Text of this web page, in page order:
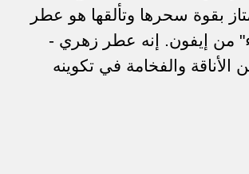
بقوة سحرها وتألقها هو عطر
من إيفون. إنه عطر زهري -
والفخامة في تكوينه